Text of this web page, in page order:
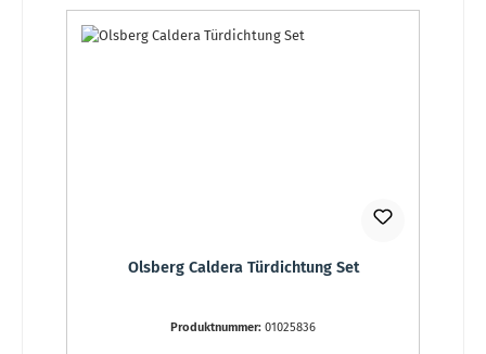
Olsberg Caldera Türdichtung Set
Produktnummer: 01025836